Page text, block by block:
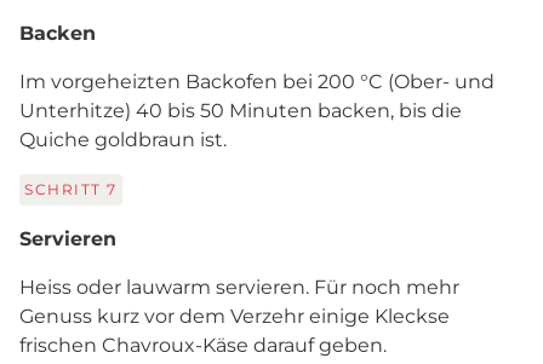
Backen
Im vorgeheizten Backofen bei 200 °C (Ober- und
Unterhitze) 40 bis 50 Minuten backen, bis die
Quiche goldbraun ist.
SCHRITT 7
Servieren
Heiss oder lauwarm servieren. Für noch mehr
Genuss kurz vor dem Verzehr einige Kleckse
frischen Chavroux-Käse darauf geben.